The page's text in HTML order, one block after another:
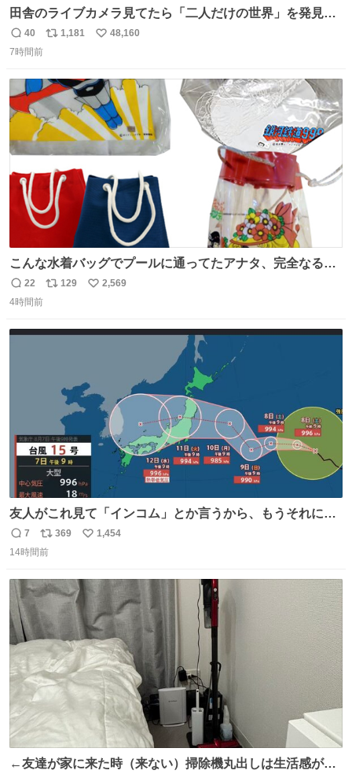
田舎のライブカメラ見てたら「二人だけの世界」を発見し
た
返
信
40
リ
ト
数
1,181
い
数
48,160
7時間前
こんな水着バッグでプールに通ってたアナタ、完全なる同
世代（笑） #70年代 #80年代 #昭和レトロ
返
信
22
リ
129
い
2,569
4時間前
友人がこれ見て「インコム」とか言うから、もうそれにし
か見えなくなっちゃった。
返
信
7
リ
ポ
ト
369
い
1,454
14時間前
←友達が家に来た時（来ない）掃除機丸出しは生活感が出